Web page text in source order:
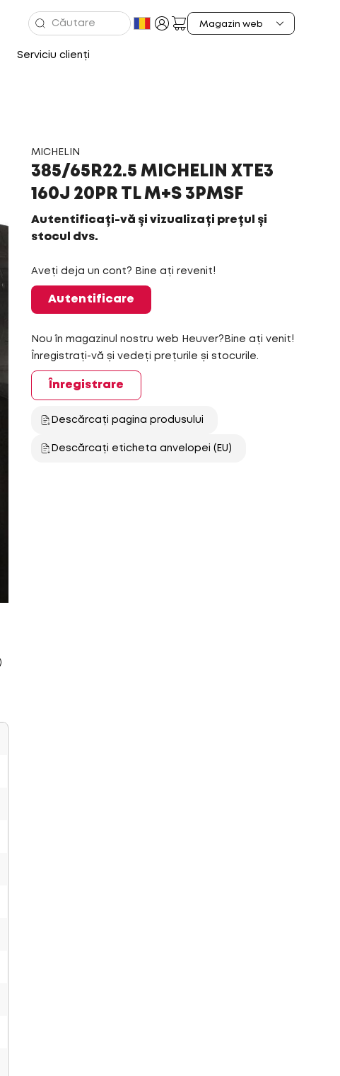
Serviciu clienți
MICHELIN
385/65R22.5 MICHELIN XTE3
160J 20PR TL M+S 3PMSF
Autentificați-vă și vizualizați prețul și
stocul dvs.
Aveți deja un cont? Bine ați revenit!
Autentificare
Nou în magazinul nostru web Heuver?Bine ați venit!
Înregistrați-vă și vedeți prețurile și stocurile.
Înregistrare
Descărcați pagina produsului
Descărcați eticheta anvelopei (EU)